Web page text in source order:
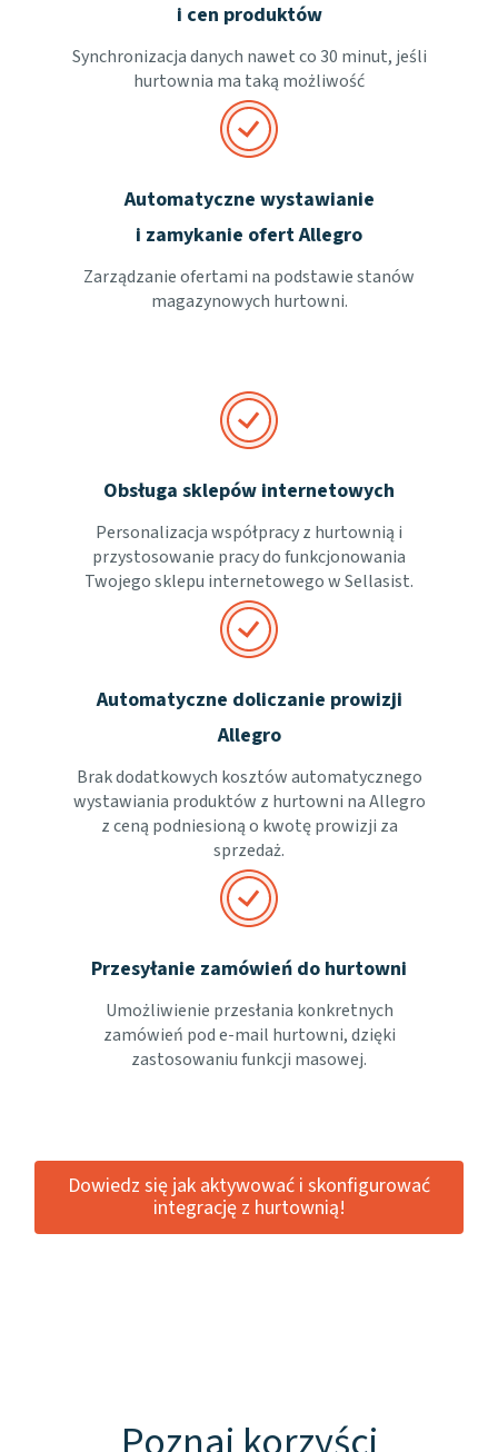
i cen produktów
Synchronizacja danych nawet co 30 minut, jeśli
hurtownia ma taką możliwość
Automatyczne wystawianie
i zamykanie ofert Allegro
Zarządzanie ofertami na podstawie stanów
magazynowych hurtowni.
Obsługa sklepów internetowych
Personalizacja współpracy z hurtownią i
przystosowanie pracy do funkcjonowania
Twojego sklepu internetowego w Sellasist.
Automatyczne doliczanie prowizji
Allegro
Brak dodatkowych kosztów automatycznego
wystawiania produktów z hurtowni na Allegro
z ceną podniesioną o kwotę prowizji za
sprzedaż.
Przesyłanie zamówień do hurtowni
Umożliwienie przesłania konkretnych
zamówień pod e-mail hurtowni, dzięki
zastosowaniu funkcji masowej.
Dowiedz się jak aktywować i skonfigurować
integrację z hurtownią!